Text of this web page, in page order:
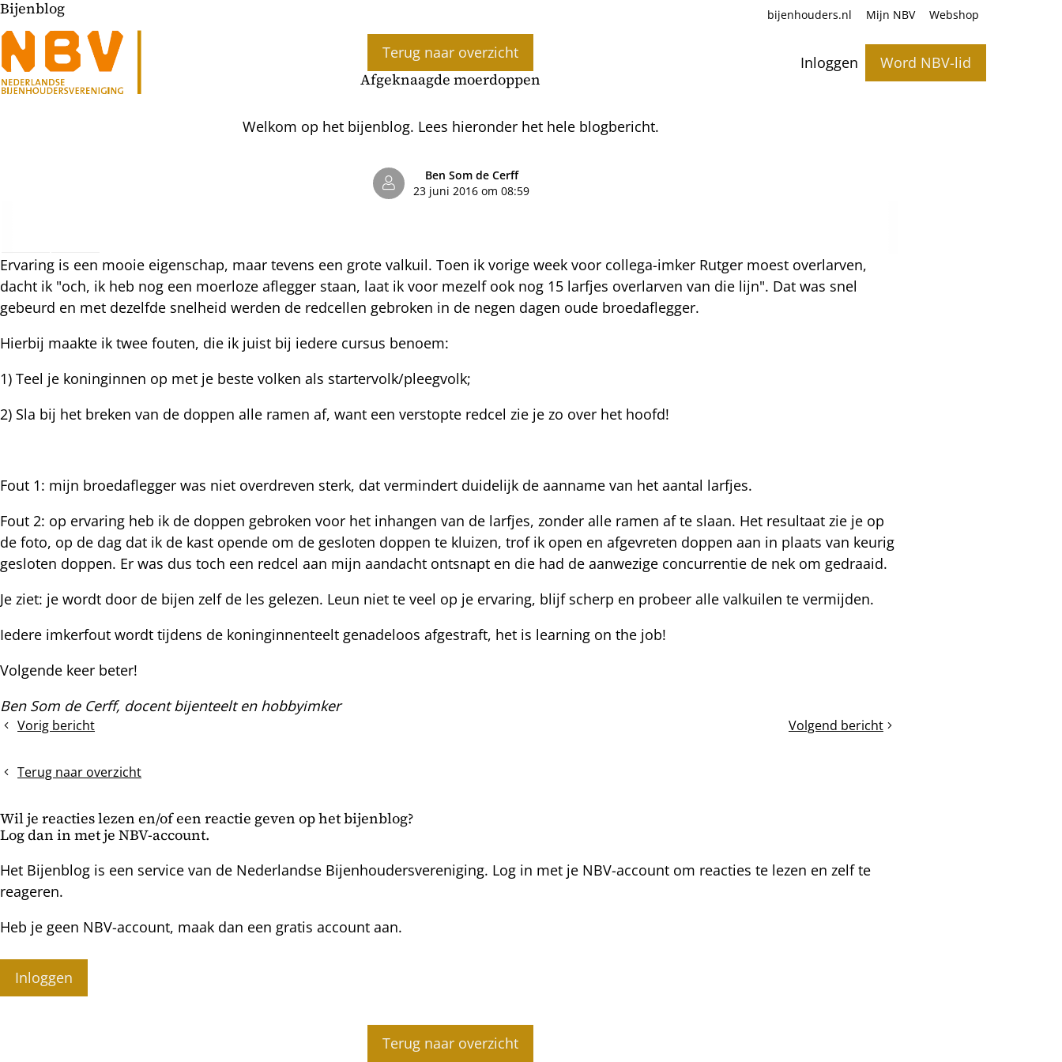
Inloggen Word NBV-lid
bijenhouders.nl Mijn NBV Webshop
Bijenblog
Terug naar overzicht
Afgeknaagde moerdoppen
Welkom op het bijenblog. Lees hieronder het hele blogbericht.
Ben Som de Cerff
23 juni 2016 om 08:59
Ervaring is een mooie eigenschap, maar tevens een grote valkuil. Toen ik vorige week voor collega-imker Rutger moest overlarven,
dacht ik "och, ik heb nog een moerloze aflegger staan, laat ik voor mezelf ook nog 15 larfjes overlarven van die lijn". Dat was snel
gebeurd en met dezelfde snelheid werden de redcellen gebroken in de negen dagen oude broedaflegger.
Hierbij maakte ik twee fouten, die ik juist bij iedere cursus benoem:
1) Teel je koninginnen op met je beste volken als startervolk/pleegvolk;
2) Sla bij het breken van de doppen alle ramen af, want een verstopte redcel zie je zo over het hoofd!
Fout 1: mijn broedaflegger was niet overdreven sterk, dat vermindert duidelijk de aanname van het aantal larfjes.
Fout 2: op ervaring heb ik de doppen gebroken voor het inhangen van de larfjes, zonder alle ramen af te slaan. Het resultaat zie je op
de foto, op de dag dat ik de kast opende om de gesloten doppen te kluizen, trof ik open en afgevreten doppen aan in plaats van keurig
gesloten doppen. Er was dus toch een redcel aan mijn aandacht ontsnapt en die had de aanwezige concurrentie de nek om gedraaid.
Je ziet: je wordt door de bijen zelf de les gelezen. Leun niet te veel op je ervaring, blijf scherp en probeer alle valkuilen te vermijden.
Iedere imkerfout wordt tijdens de koninginnenteelt genadeloos afgestraft, het is learning on the job!
Volgende keer beter!
Ben Som de Cerff, docent bijenteelt en hobbyimker
Vorig bericht
Raathoning
de
Volgend bericht
De
Terug naar overzicht
Wil je reacties lezen en/of een reactie geven op het bijenblog?
Log dan in met je NBV-account.
Het Bijenblog is een service van de Nederlandse Bijenhoudersvereniging. Log in met je NBV-account om reacties te lezen en zelf te
reageren.
Heb je geen NBV-account, maak dan een gratis account aan.
Inloggen
Terug naar overzicht